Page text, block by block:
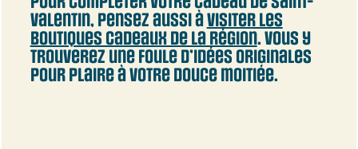
Valentin, pensez aussi àvisiter les
boutiques cadeaux de la région. Vous y
trouverez une foule d’idées originales
pour plaire à votre douce moitiée.